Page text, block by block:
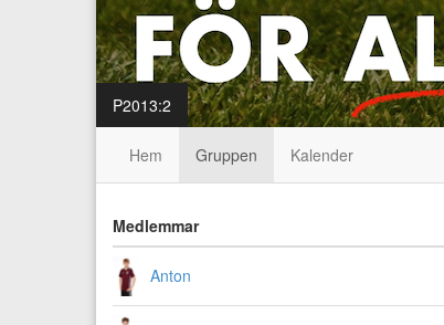
P2013:2
Hem Gruppen Kalender
Medlemmar
Anton